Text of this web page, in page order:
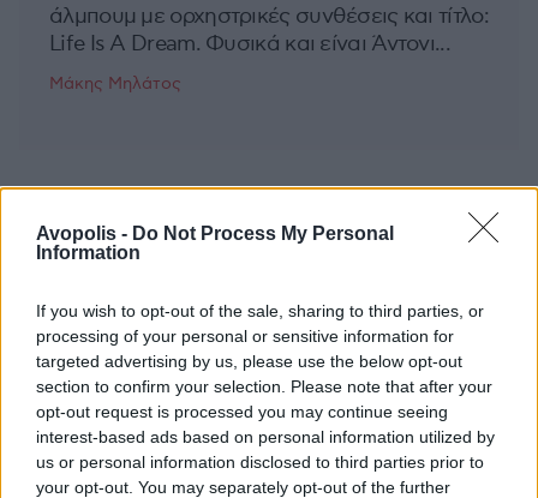
Avopolis - Do Not Process My Personal
Information
If you wish to opt-out of the sale, sharing to third parties, or
processing of your personal or sensitive information for
targeted advertising by us, please use the below opt-out
section to confirm your selection. Please note that after your
opt-out request is processed you may continue seeing
interest-based ads based on personal information utilized by
us or personal information disclosed to third parties prior to
your opt-out. You may separately opt-out of the further
άλμπουμ με ορχηστρικές συνθέσεις και τίτλο:
Life Is A Dream. Φυσικά και είναι Άντονι...
Μάκης Μηλάτος